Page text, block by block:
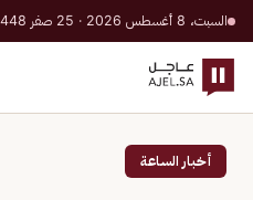
السبت، 8 أغسطس 2026 · 25 صفر 1448 هـ
أخبار الساعة